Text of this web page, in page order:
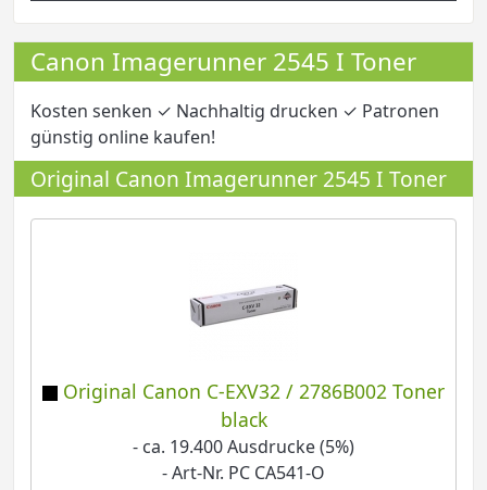
Canon Imagerunner 2545 I Toner
Kosten senken ✓ Nachhaltig drucken ✓ Patronen
günstig online kaufen!
Original Canon Imagerunner 2545 I Toner
Original Canon C-EXV32 / 2786B002 Toner
black
- ca. 19.400 Ausdrucke (5%)
- Art-Nr. PC CA541-O